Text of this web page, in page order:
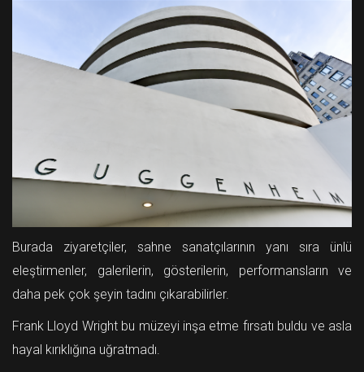
Burada ziyaretçiler, sahne sanatçılarının yanı sıra ünlü
eleştirmenler, galerilerin, gösterilerin, performansların ve
daha pek çok şeyin tadını çıkarabilirler.
Frank Lloyd Wright bu müzeyi inşa etme fırsatı buldu ve asla
hayal kırıklığına uğratmadı.